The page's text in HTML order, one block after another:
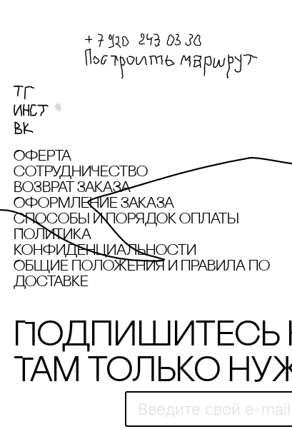
Оферта
сотрудничество
Возврат заказа
Оформление заказа
cпособы и порядок оплаты
Политика
конфиденциальности
Общие положения и правила по
доставке
Подпишитесь
Там только